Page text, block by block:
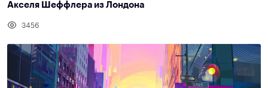
Акселя Шеффлера из Лондона
3456